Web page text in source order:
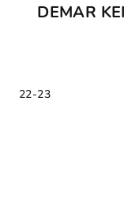
DEMAR
22-23